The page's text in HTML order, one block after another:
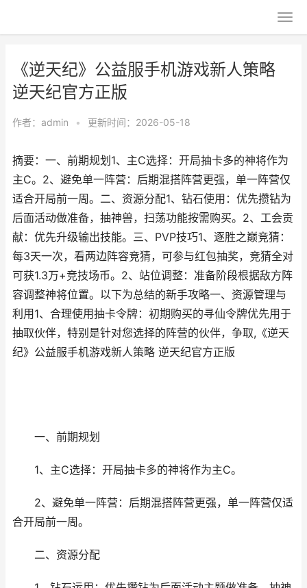
《逆天纪》公益服手机游戏新人策略
逆天纪官方正版
作者： admin • 更新时间：2026-05-18
摘要：一、前期规划1、主C选择：开局抽卡多的神将作为
主C。2、避免单一阵营：后期混搭阵营更强，单一阵营仅
适合开局前一周。二、资源分配1、钻石使用：优先攒钻为
后面活动做准备，抽神兽，扫荡功能按需购买。2、工会贡
献：优先升级输出技能。三、PVP技巧1、逐胜之巅竞猜：
每3天一次，看两边阵容竞猜，可参与红包抽奖，竞猜全对
可获1.3万+竞技场币。2、站位调整：准备阶段根据敌方阵
容调整神将位置。以下为总结的新手攻略一、资源管理与
利用1、合理使用抽卡令牌：初期购买的寻仙令牌优先用于
抽取伙伴，特别是针对您选择的阵营的伙伴，争取,《逆天
纪》公益服手机游戏新人策略 逆天纪官方正版
一、前期规划
1、主C选择：开局抽卡多的神将作为主C。
2、避免单一阵营：后期混搭阵营更强，单一阵营仅适
合开局前一周。
二、资源分配